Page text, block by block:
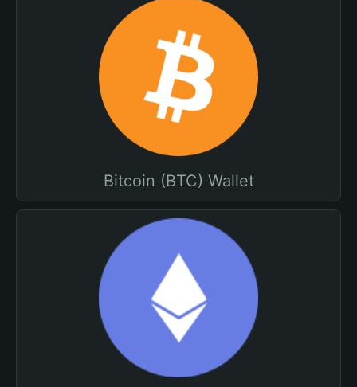
Bitcoin (BTC) Wallet